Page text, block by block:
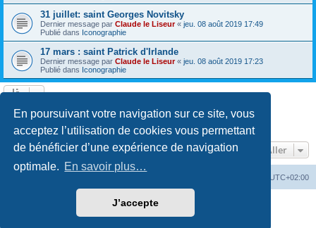
En poursuivant votre navigation sur ce site, vous
acceptez l’utilisation de cookies vous permettant
de bénéficier d’une expérience de navigation
optimale. En savoir plus…
J’accepte
31 juillet: saint Georges Novitsky
Dernier message par Claude le Liseur« jeu. 08 août 2019 17:49
Publié dans Iconographie
17 mars : saint Patrick d'Irlande
Dernier message par Claude le Liseur« jeu. 08 août 2019 17:23
Publié dans Iconographie
Page1sur20
3
Aller
UTC+02:00
phpBB® Forum Software © phpBB Limited
©